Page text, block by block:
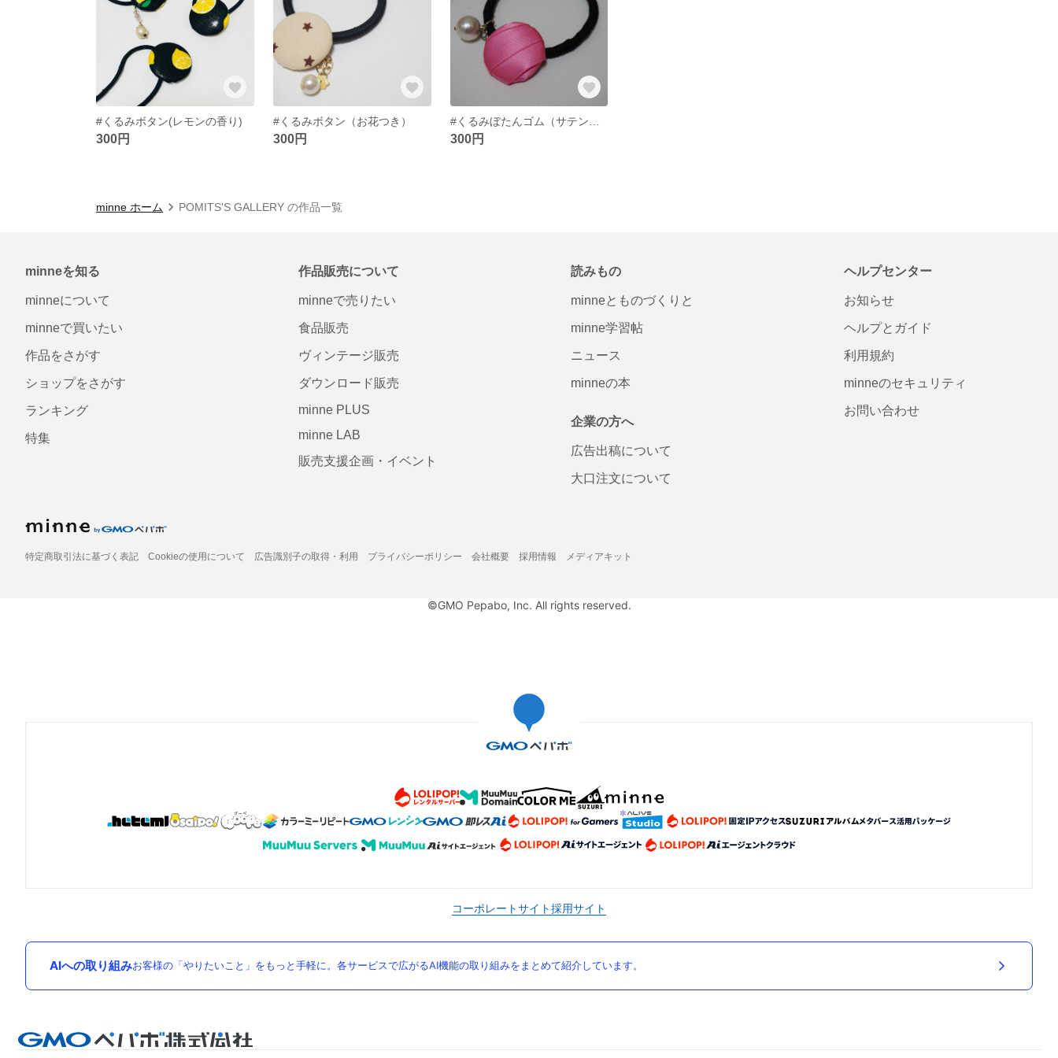
#くるみボタン(レモンの香り)
300円
#くるみボタン（お花つき）
300円 300円
minne ホーム POMITS'S GALLERY の作品一覧
minneを知る
minneについて
minneで買いたい
作品をさがす
ショップをさがす
ランキング
特集
作品販売について
minneで売りたい
食品販売
ヴィンテージ販売
ダウンロード販売
minne PLUS
minne LAB
販売支援企画・イベント
読みもの
minneとものづくりと
minne学習帖
ニュース
minneの本
企業の方へ
広告出稿について
大口注文について
ヘルプセンター
お知らせ
ヘルプとガイド
利用規約
minneのセキュリティ
お問い合わせ
特定商取引法に基づく表記 Cookieの使用について 広告識別子の取得・利用 プライバシーポリシー 会社概要 採用情報 メディアキット
©GMO Pepabo, Inc. All rights reserved.
コーポレートサイト採用サイト
AIへの取り組みお客様の「やりたいこと」をもっと手軽に。各サービスで広がるAI機能の取り組みをまとめて紹介しています。